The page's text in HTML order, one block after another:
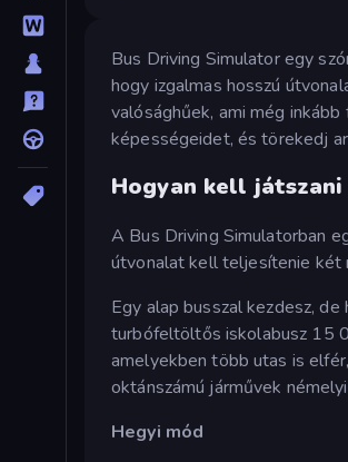
Bus Driving Simulator egy
hogy izgalmas hosszú
valósághűek, ami még
képességeidet, és törekedj
Hogyan kell
A Bus Driving Simulatorban
útvonalat kell teljesítenie két
Egy alap busszal kezdesz,
turbófeltöltős iskolabusz 15
amelyekben több utas is
oktánszámú járművek
Hegyi mód